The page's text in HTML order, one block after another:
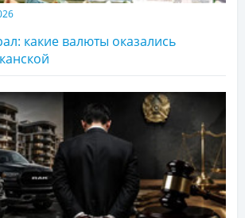
какие валюты оказались